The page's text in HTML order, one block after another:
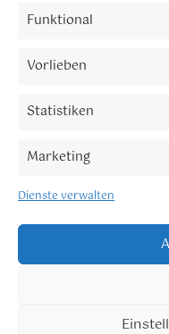
Funktional
Vorlieben
Statistiken
Marketing
Dienste verwalten
CLAUDIA
© 2025 –